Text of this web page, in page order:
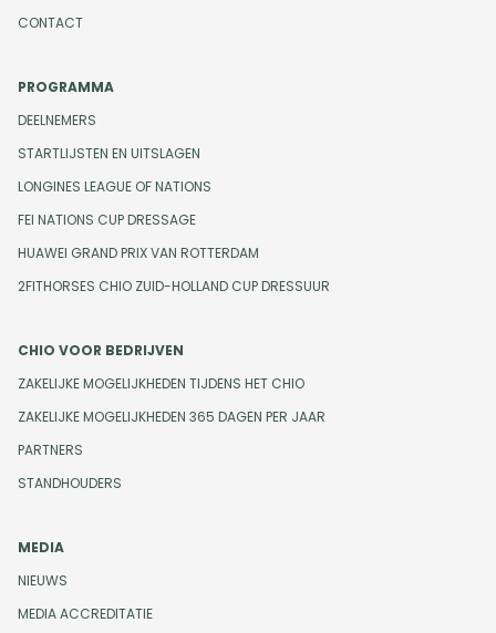
CONTACT
PROGRAMMA
DEELNEMERS
STARTLIJSTEN EN UITSLAGEN
LONGINES LEAGUE OF NATIONS
FEI NATIONS CUP DRESSAGE
HUAWEI GRAND PRIX VAN ROTTERDAM
2FITHORSES CHIO ZUID-HOLLAND CUP DRESSUUR
CHIO VOOR BEDRIJVEN
ZAKELIJKE MOGELIJKHEDEN TIJDENS HET CHIO
ZAKELIJKE MOGELIJKHEDEN 365 DAGEN PER JAAR
PARTNERS
STANDHOUDERS
MEDIA
NIEUWS
MEDIA ACCREDITATIE